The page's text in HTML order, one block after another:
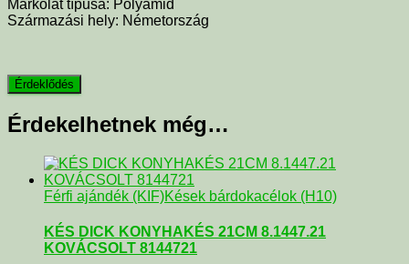
Markolat típusa: Polyamid
Származási hely: Németország
Érdekelhetnek még…
Férfi ajándék (KIF)Kések bárdokacélok (H10)
KÉS DICK KONYHAKÉS 21CM 8.1447.21
KOVÁCSOLT 8144721